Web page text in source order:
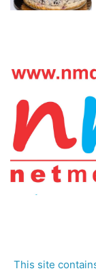
This site